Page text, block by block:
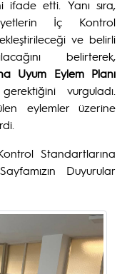
ifade etti. Yanı sıra,
İç Kontrol
ve belirli
belirterek,
Uyum Eylem Planı
vurguladı.
eylemler üzerine
Standartlarına
Duyurular